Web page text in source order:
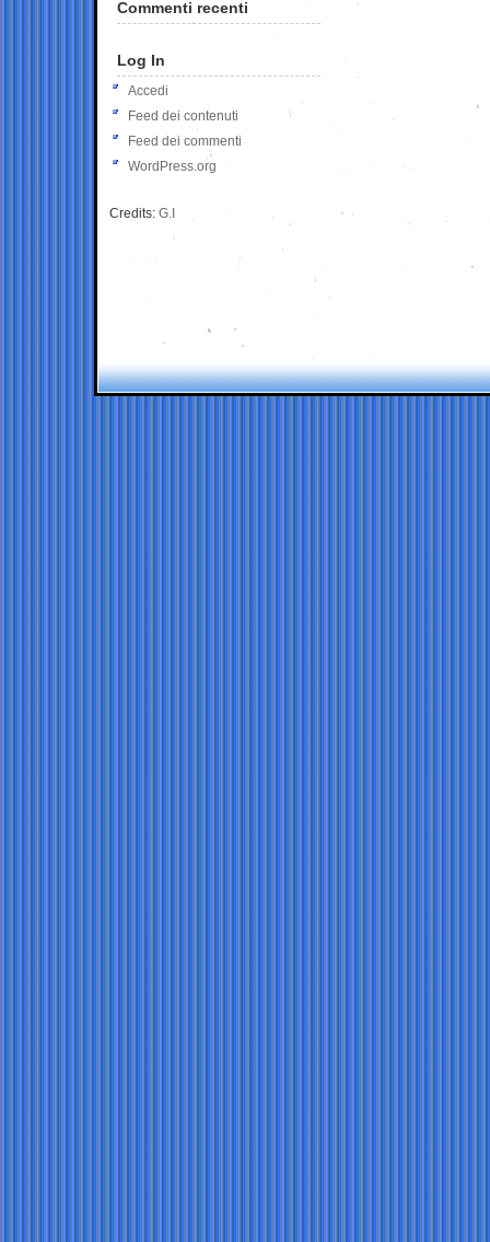
Commenti recenti
Log In
Accedi
Feed dei contenuti
Feed dei commenti
WordPress.org
Credits: G.I